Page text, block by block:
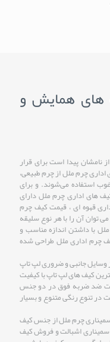
های همایش و
نامشان پیدا است برای قرار
چرم ملل از چرم طبیعی،
استفاده می‌شوند. و برای
های اداری چرم ملل دارای
قهوه ای ، قیمت کیف چرم
آن را با هر نوع سلیقه
با داشتن اندازه مناسب و
چرم اداری ملل طراحی شده
جانبی و ضروری لپ تاپ
کیف های لپ تاپ با کیفیت
ضد ضربه فوق در دو جنس
در تنوع رنگی متنوع و بسیار
چرم ملل از جنس کیف
اشبالت و فروش کیف